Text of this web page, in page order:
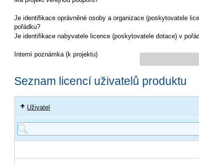
Je identifikace oprávněné osoby a organizace (poskytovatele
pořádku?
Je identifikace nabyvatele licence (poskytovatele dotace) v
Interní poznámka (k projektu)
Seznam licencí uživatelů produktu
Uživatel